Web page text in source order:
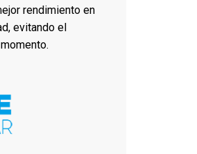
rendimiento en
evitando el